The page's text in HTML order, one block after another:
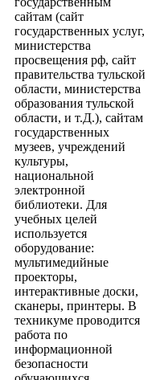
сайтам (сайт
государственных услуг,
министерства
просвещения рф, сайт
правительства тульской
области, министерства
образования тульской
области, и т.Д.), сайтам
государственных
музеев, учреждений
культуры,
национальной
электронной
библиотеки. Для
учебных целей
используется
оборудование:
мультимедийные
проекторы,
интерактивные доски,
сканеры, принтеры. В
техникуме проводится
работа по
информационной
безопасности